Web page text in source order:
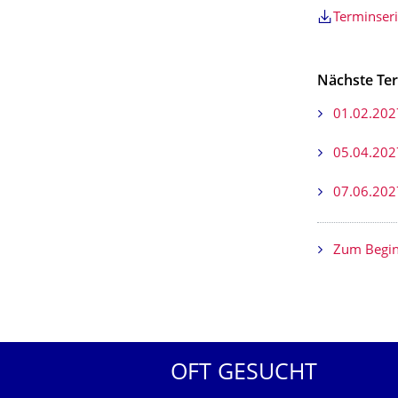
Nächste
Zum
OFT GESUCHT